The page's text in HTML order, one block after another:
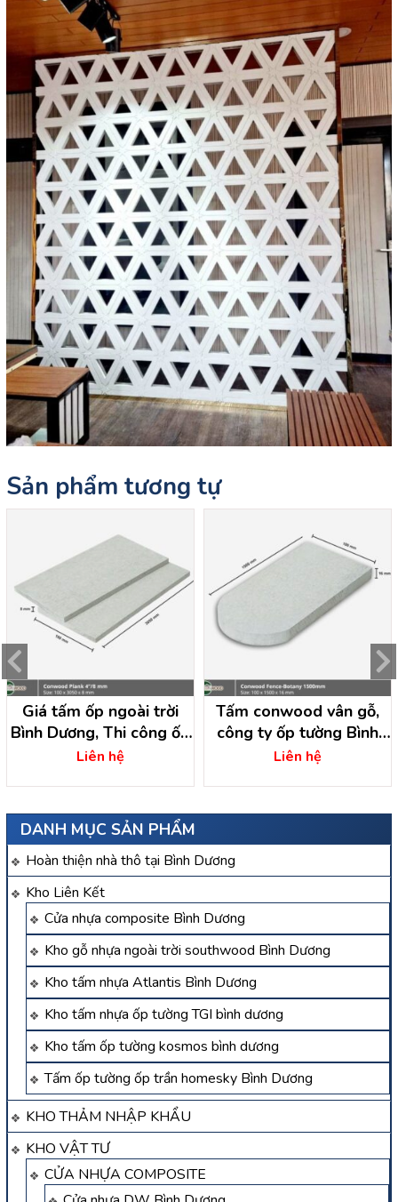
DANH MỤC SẢN PHẨM
Hoàn thiện nhà thô tại Bình Dương
Kho Liên Kết
Cửa nhựa composite Bình Dương
Kho gỗ nhựa ngoài trời southwood Bình Dương
Kho tấm nhựa Atlantis Bình Dương
Kho tấm nhựa ốp tường TGI bình dương
Kho tấm ốp tường kosmos bình dương
Tấm ốp tường ốp trần homesky Bình Dương
KHO THẢM NHẬP KHẨU
KHO VẬT TƯ
CỬA NHỰA COMPOSITE
Sản phẩm tương tự
Giá tấm ốp ngoài trời
Bình Dương, Thi công ốp
tường bình dương
Liên hệ
Tấm conwood vân gỗ,
công ty ốp tường Bình
Dương
Liên hệ